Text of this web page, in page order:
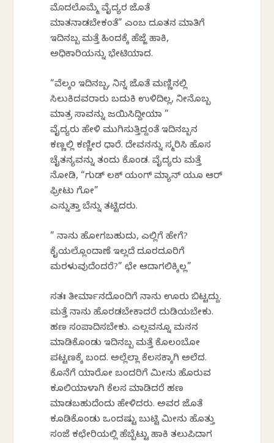
ಮೊದಲೊಮ್ಮೆ ವೈದ್ಯರ ಜೊತೆ
ಮಾತನಾಡಬೇಕಂತೆ” ಎಂಬ ದೂತನ ಮಾತಿಗೆ
ಇದಿನಬ್ಬ ಮತ್ತೆ ಹಿಂದಕ್ಕೆ ಹೆಜ್ಜೆ ಹಾಕಿ,
ಅಧಿಕಾರಿಯನ್ನು ಭೇಟಿಯಾದ.
“ವೆಲ್ಕಂ ಇದಿನಬ್ಬ, ನಿನ್ನ ಜೊತೆ ಮಣ್ಣಿನಲ್ಲಿ
ಸಿಲುಕಿದವರಾರು ಬದುಕಿ ಉಳಿದಿಲ್ಲ, ನೀನೊಬ್ಬ
ಮಾತ್ರ ಸಾವನ್ನು ಜಯಿಸಿದ್ದೀಯಾ ”
ವೈದ್ಯರು ಹೇಳಿ ಮುಗಿಸುತ್ತಿದ್ದಂತೆ ಇದಿನಬ್ಬನ
ಕಣ್ಣಲ್ಲಿ ಕಣ್ಣೀರ ಧಾರೆ. ದೇವನನ್ನು ಸ್ಮರಿಸಿ ಹೊಸ
ಚೈತ‌ನ್ಯವನ್ನು ತಂದು ಕೊಂಡ. ವೈದ್ಯರು ಮತ್ತೆ
ನೋಡಿ, “ಗುಡ್ ಲಕ್ ಯಂಗ್ ಮ್ಯಾನ್ ಯೂ ಆರ್
ಫ್ರೀಟು ಗೋ”
ಎನ್ನುತ್ತಾ ಬೆನ್ನು ತಟ್ಟಿದರು.
” ನಾನು ಹೋಗಬಹುದು, ಎಲ್ಲಿಗೆ ಹೇಗೆ?
ಕೈಯಲ್ಲೊಂದಾಣೆ ಇಲ್ಲದೆ ದೂರದೂರಿಗೆ
ಮರಳುವುದೆಂದರೆ?” ಛೇ ಆದಾಗಲಿಕ್ಕಿಲ್ಲ”
ಸ್ವತಃ ತೀರ್ಮಾನದೊಂದಿಗೆ ನಾನು ಊರು ಬಿಟ್ಟದ್ದು.
ಮತ್ತೆ‌ ನಾನು ಹೊರಡಬೇಕಾದರೆ ದುಡಿಯಬೇಕು.
ಹಣ‌ ಸಂಪಾದಿಸಬೇಕು. ಎಲ್ಲವನ್ನೂ‌ ಮನನ
ಮಾಡಿಕೊಂಡು‌ ಇದಿನಬ್ಬ ಮತ್ತೆ ಕೊಲಂಬೋ‌
ಪಟ್ಟಣಕ್ಕೆ‌ ಬಂದ. ಅಲ್ಲೆಲ್ಲಾ ಕೆಲಸಕ್ಕಾಗಿ ಅಲೆದ.
ಕೊನೆಗೆ ಯಾರೋ ಬಂದರಿಗೆ ಮೀನು ಹೊರುವ
ಕೂಲಿಯಾಳಾಗಿ ಕೆಲಸ ಮಾಡಿದರೆ ಹಣ
ಮಾಡಬಹುದೆಂದು ಹೇಳಿದರು. ಅವರ ಜೊತೆ
ಕೂಡಿಕೊಂಡು‌ ಒಂದಷ್ಟು ಬುಟ್ಟಿ ಮೀನು ಹೊತ್ತು‌
ಸಂಜೆ ಕಛೇರಿಯಲ್ಲಿ ಹೆಬ್ಬೆಟ್ಟು ಹಾಕಿ ತಲುಪಿದಾಗ